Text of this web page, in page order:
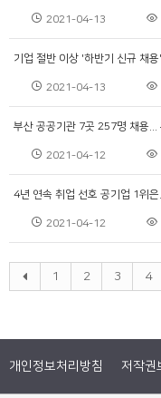
2021-04-13
기업 절반 이상 '하반기 신규 채
2021-04-13
부산 공공기관 7곳 257명 채용
2021-04-12
4년 연속 취업 선호 공기업 1위
2021-04-12
1 2 3 4
개인정보처리방침 저작권